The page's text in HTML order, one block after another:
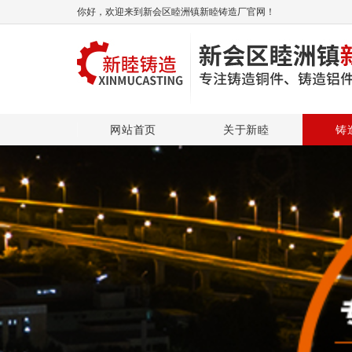
你好，欢迎来到新会区睦洲镇新睦铸造厂官网！
网站首页 关于新睦 铸